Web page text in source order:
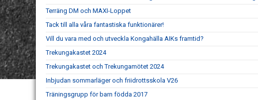
Terräng DM och MAXI-Loppet
Tack till alla våra fantastiska funktionärer!
Vill du vara med och utveckla Kongahälla AIKs framtid?
Trekungakastet 2024
Trekungakastet och Trekungamötet 2024
Inbjudan sommarläger och friidrottsskola V26
Träningsgrupp för barn födda 2017